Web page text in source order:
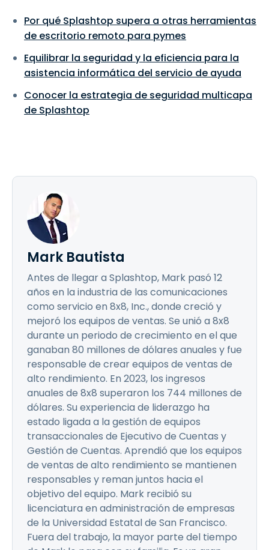
Por qué Splashtop supera a otras herramientas
de escritorio remoto para pymes
Equilibrar la seguridad y la eficiencia para la
asistencia informática del servicio de ayuda
Conocer la estrategia de seguridad multicapa
de Splashtop
Mark Bautista
Antes de llegar a Splashtop, Mark pasó 12
años en la industria de las comunicaciones
como servicio en 8x8, Inc., donde creció y
mejoró los equipos de ventas. Se unió a 8x8
durante un periodo de crecimiento en el que
ganaban 80 millones de dólares anuales y fue
responsable de crear equipos de ventas de
alto rendimiento. En 2023, los ingresos
anuales de 8x8 superaron los 744 millones de
dólares. Su experiencia de liderazgo ha
estado ligada a la gestión de equipos
transaccionales de Ejecutivo de Cuentas y
Gestión de Cuentas. Aprendió que los equipos
de ventas de alto rendimiento se mantienen
responsables y reman juntos hacia el
objetivo del equipo. Mark recibió su
licenciatura en administración de empresas
de la Universidad Estatal de San Francisco.
Fuera del trabajo, la mayor parte del tiempo